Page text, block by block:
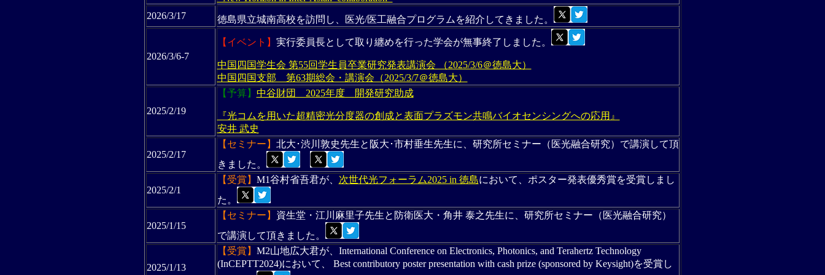
2026/3/17
徳島県立城南高校を訪問し、医光/医工融合プログラムを紹介してきました。
2026/3/6-7
【イベント】 実行委員長として取り纏めを行った学会が無事終了しました。
中国四国学生会 第55回学生員卒業研究発表講演会 （2025/3/6＠徳島大）
中国四国支部 第63期総会・講演会（2025/3/7＠徳島大）
2025/2/19
【予算】 中谷財団 2025年度 開発研究助成
『光コムを用いた超精密光分度器の創成と表面プラズモン共鳴バイオセンシングへの応用』
安井 武史
2025/2/17
【セミナー】 北大･渋川敦史先生と阪大･市村垂生先生に、研究所セミナー（医光融合研究）で講演して頂
きました。
2025/2/1
【受賞】 M1谷村省吾君が、 次世代光フォーラム2025 in 徳島において、ポスター発表優秀賞を受賞しまし
た。
2025/1/15
【セミナー】 資生堂・江川麻里子先生と防衛医大・角井 泰之先生に、研究所セミナー（医光融合研究）
で講演して頂きました。
2025/1/13
【受賞】 M2山地広大君が、International Conference on Electronics, Photonics, and Terahertz Technology
(InCEPTT2024)において、 Best contributory poster presentation with cash prize (sponsored by Keysight)を受賞し